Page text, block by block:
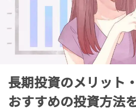
長期投資のメリット
おすすめの投資方法